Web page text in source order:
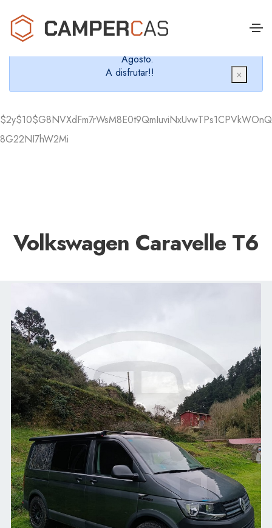
Cerramos en verano, que nos queremos dar un
chapuzón y refrescarnos.
Agosto.
A disfrutar!!
×
$2y$10$G8NVXdFm7rWsM8E0t9QmIuviNxUvwTPs1CPVkWOnQ
8G22NI7hW2Mi
Volkswagen Caravelle T6